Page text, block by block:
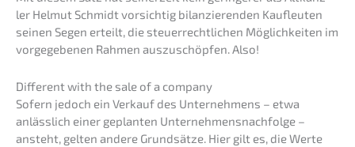
ler Helmut Schmidt vorsich­tig bilan­zie­ren­den Kaufleu­ten
seinen Segen erteilt, die steuer­recht­li­chen Möglich­kei­ten im
vorge­ge­be­nen Rahmen auszu­schöp­fen. Also!
Diffe­rent with the sale of a company
Sofern jedoch ein Verkauf des Unter­neh­mens – etwa
anläss­lich einer geplan­ten Unternehmens­nachfolge –
ansteht, gelten andere Grund­sät­ze. Hier gilt es, die Werte